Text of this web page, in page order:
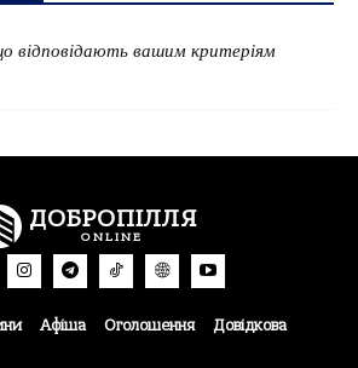
відповідають вашим критеріям
ДОБРОПІЛЛЯ
ONLINE
Афіша Оголошення Довідкова